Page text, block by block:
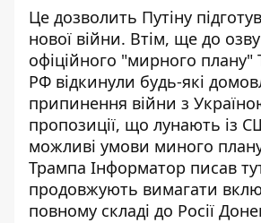
Це дозволить Путіну
нової війни. Втім, ще до
офіційного "мирного плану"
РФ відкинули будь-які
припинення війни з
пропозиції, що лунають із
можливі умови миного
Трампа Інформатор писав
продовжують вимагати
повному складі до Росії